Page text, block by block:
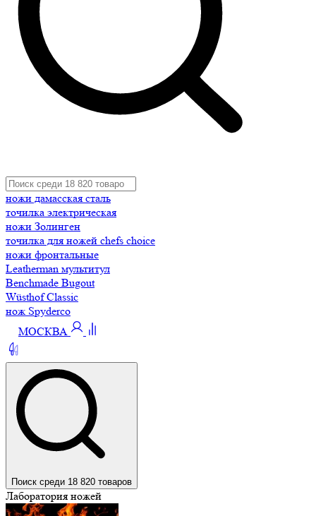
ножи дамасская сталь
точилка электрическая
ножи Золинген
точилка для ножей chefs choice
ножи фронтальные
Leatherman мультитул
Benchmade Bugout
Wüsthof Classic
нож Spyderco
МОСКВА
Поиск среди 18 820 товаров
Лаборатория ножей